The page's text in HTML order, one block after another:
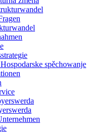
spěchowanje